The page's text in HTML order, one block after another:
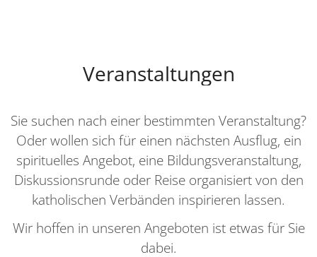
Veranstaltungen
Sie suchen nach einer bestimmten Veranstaltung?
Oder wollen sich für einen nächsten Ausflug, ein
spirituelles Angebot, eine Bildungsveranstaltung,
Diskussionsrunde oder Reise organisiert von den
katholischen Verbänden inspirieren lassen.
Wir hoffen in unseren Angeboten ist etwas für Sie
dabei.